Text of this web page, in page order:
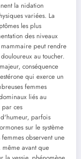
la nidation
variées. La
les plus
des niveaux
peut rendre
au toucher.
conséquence
qui exerce un
femmes
liés au
par ces
d'humeur, parfois
sur le système
observent une
avant que